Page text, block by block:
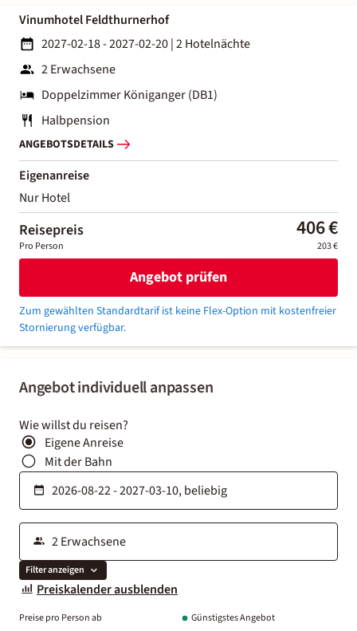
Angebot individuell anpassen
Wie willst du reisen?
Eigene Anreise
Mit der Bahn
Filter anzeigen
Preiskalender ausblenden
Preise pro Person ab Günstigstes Angebot
Vinumhotel Feldthurnerhof
2027-02-18 - 2027-02-20|2 Hotelnächte
2 Erwachsene
Doppelzimmer Königanger (DB1)
Halbpension
ANGEBOTSDETAILS
Eigenanreise
Nur Hotel
Reisepreis 406 €
Pro Person 203 €
Angebot prüfen
Zum gewählten Standardtarif ist keine Flex-Option mit kostenfreier
Stornierung verfügbar.